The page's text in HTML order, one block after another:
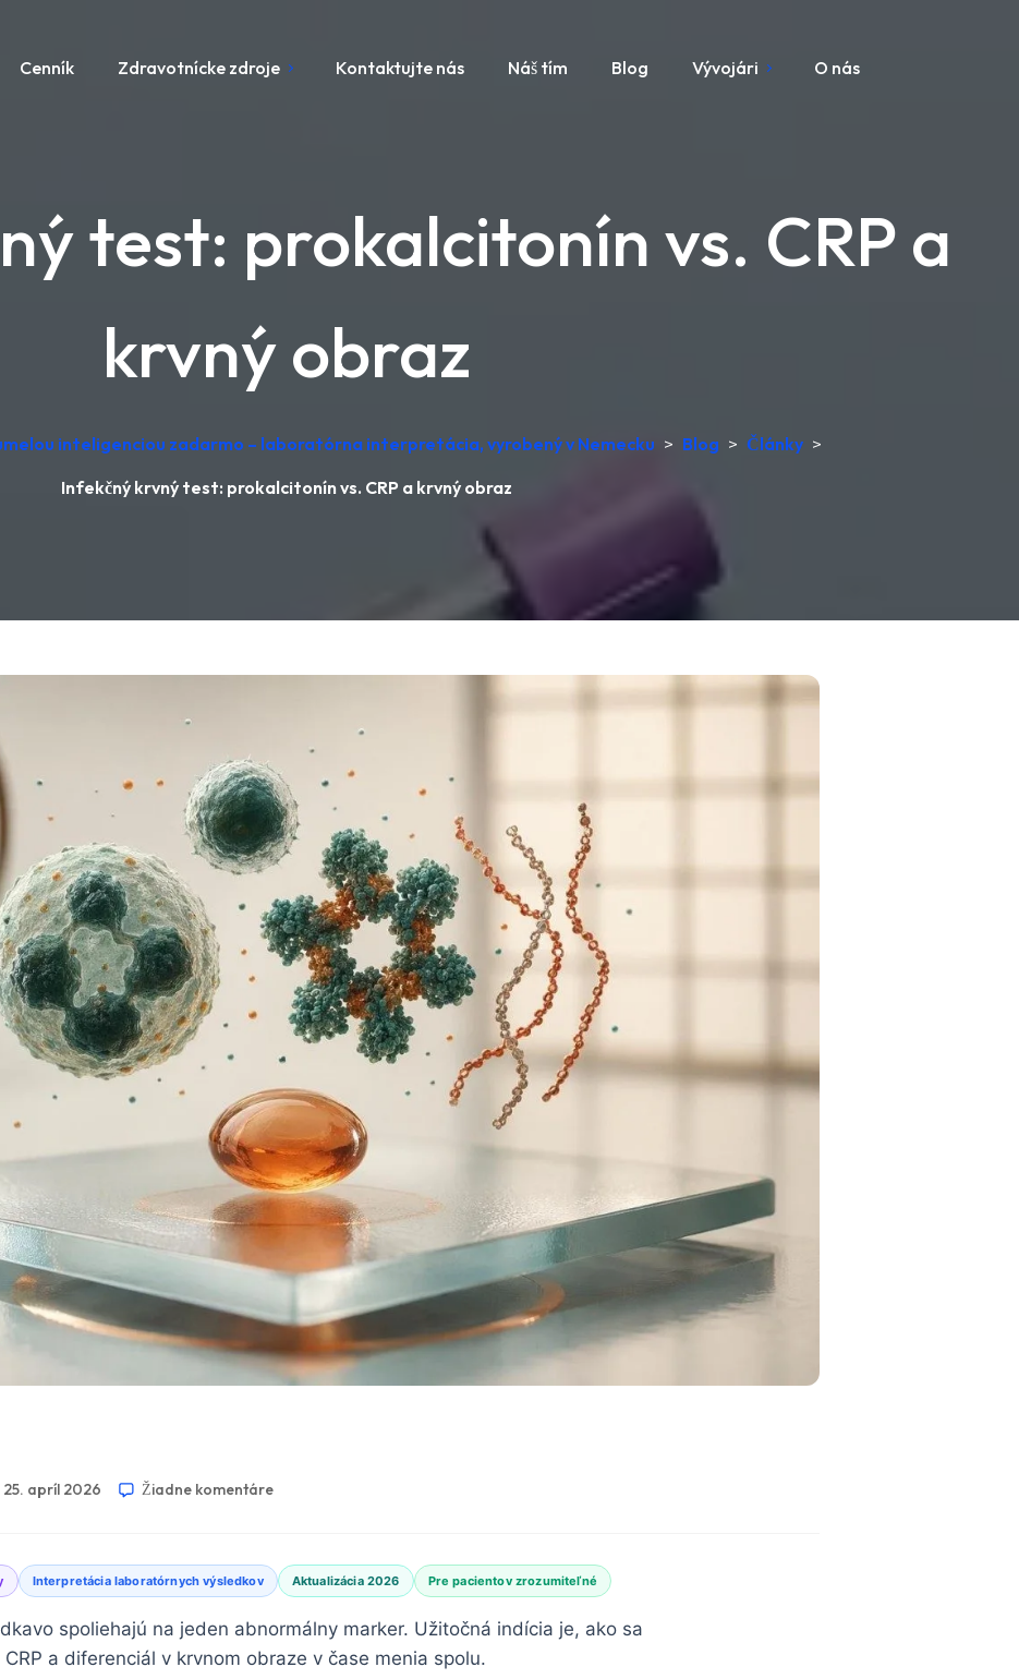
Cenník Zdravotnícke zdroje Kontaktujte nás Náš tím Blog Vývojári O nás
test: prokalcitonín vs. CRP a
krvný obraz
inteligenciou zadarmo – laboratórna interpretácia, vyrobený v Nemecku > Blog > Články >
Infekčný krvný test: prokalcitonín vs. CRP a krvný obraz
25. apríl 2026 Žiadne komentáre
Interpretácia laboratórnych výsledkov Aktualizácia 2026 Pre pacientov zrozumiteľné
spoliehajú na jeden abnormálny marker. Užitočná indícia je, ako sa
a diferenciál v krvnom obraze v čase menia spolu.